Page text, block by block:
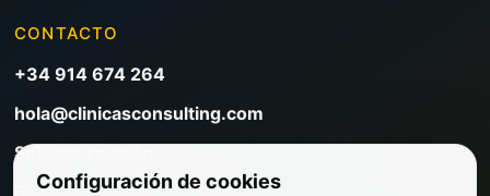
CONTACTO
+34 914 674 264
hola@clinicasconsulting.com
Solicitar reunión
Blog de marketing clínico
Configuración de cookies